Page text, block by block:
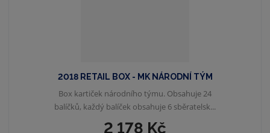
2018 RETAIL BOX - MK NÁRODNÍ TÝM
2 178 Kč
Box kartiček národního týmu. Obsahuje 24
balíčků, každý balíček obsahuje 6 sběratelsk...